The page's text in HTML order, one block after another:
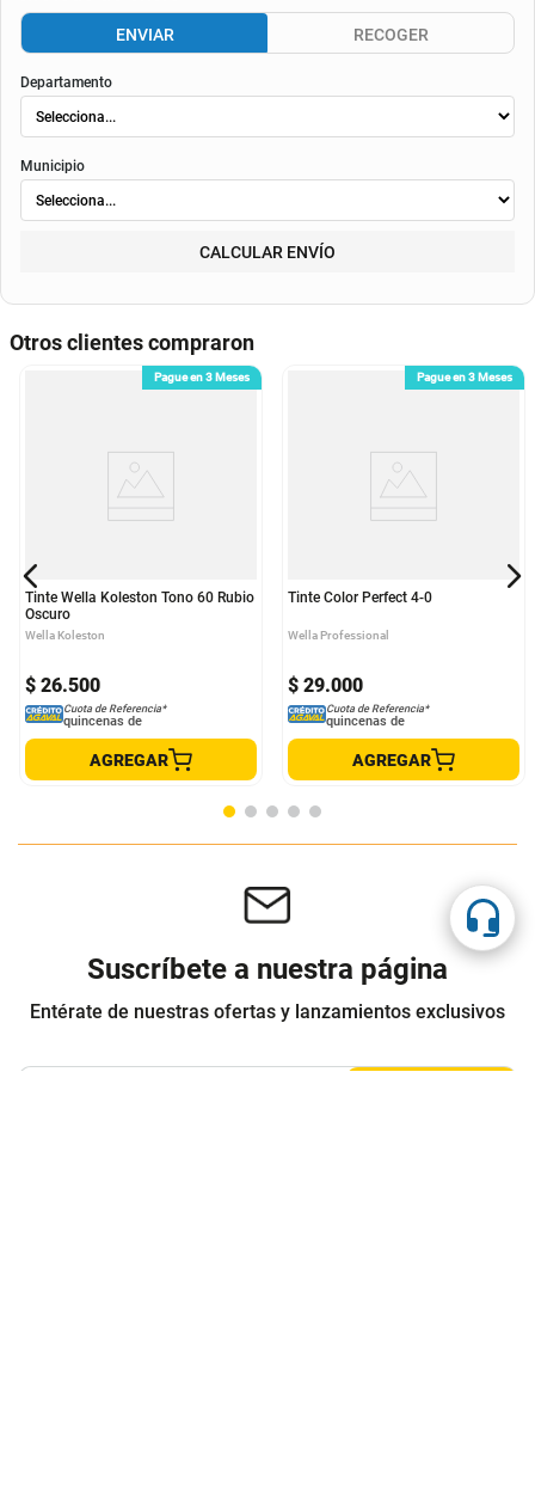
ENVIAR RECOGER
Departamento
Municipio
CALCULAR ENVÍO
Otros clientes compraron
Pague en 3 Meses
Tinte Wella Koleston Tono 60 Rubio
Oscuro
Wella Koleston
$ 26.500
Cuota de Referencia*
quincenas de
AGREGAR
Pague en 3 Meses
Tinte Color Perfect 4-0
Wella Professional
$ 29.000
Cuota de Referencia*
quincenas de
AGREGAR
Suscríbete a nuestra página
Entérate de nuestras ofertas y lanzamientos exclusivos